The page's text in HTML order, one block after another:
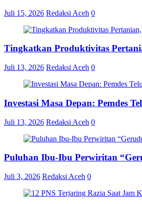
Juli 15, 2026 Redaksi Aceh 0
Tingkatkan Produktivitas
Juli 13, 2026 Redaksi Aceh 0
Investasi Masa Depan: Pemdes
Juli 13, 2026 Redaksi Aceh 0
Puluhan Ibu-Ibu Perwiritan
Juli 3, 2026 Redaksi Aceh 0